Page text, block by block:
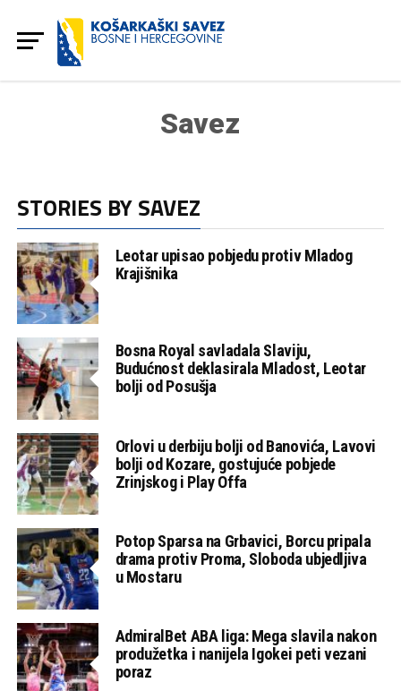
Savez
STORIES BY SAVEZ
Leotar upisao pobjedu protiv Mladog
Krajišnika
Bosna Royal savladala Slaviju,
Budućnost deklasirala Mladost, Leotar
bolji od Posušja
Orlovi u derbiju bolji od Banovića, Lavovi
bolji od Kozare, gostujuće pobjede
Zrinjskog i Play Offa
Potop Sparsa na Grbavici, Borcu pripala
drama protiv Proma, Sloboda ubjedljiva
u Mostaru
AdmiralBet ABA liga: Mega slavila nakon
produžetka i nanijela Igokei peti vezani
poraz